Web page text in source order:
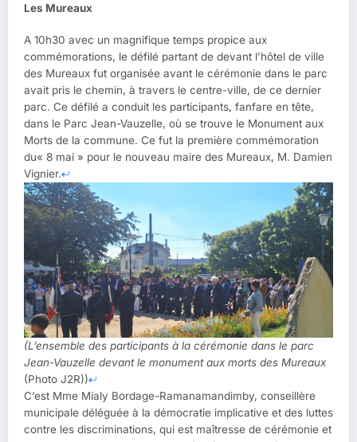
Les Mureaux
A 10h30 avec un magnifique temps propice aux
commémorations, le défilé partant de devant l’hôtel de ville
des Mureaux fut organisée avant le cérémonie dans le parc
avait pris le chemin, à travers le centre-ville, de ce dernier
parc. Ce défilé a conduit les participants, fanfare en tête,
dans le Parc Jean-Vauzelle, où se trouve le Monument aux
Morts de la commune. Ce fut la première commémoration
du« 8 mai » pour le nouveau maire des Mureaux, M. Damien
Vignier.
(L’ensemble des participants à la cérémonie dans le parc
Jean-Vauzelle devant le monument aux morts des Mureaux
(Photo J2R))
C’est Mme Mialy Bordage-Ramanamandimby, conseillère
municipale déléguée à la démocratie implicative et des luttes
contre les discriminations, qui est maîtresse de cérémonie et